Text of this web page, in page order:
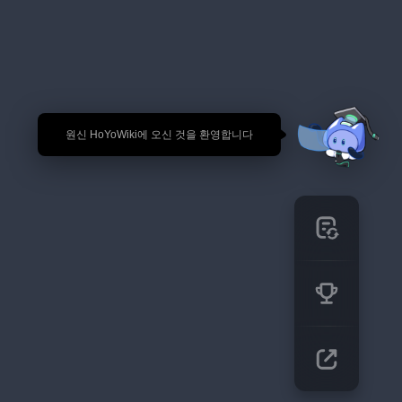
🎉 원신 HoYoWiki에 오신 것을 환영합니다